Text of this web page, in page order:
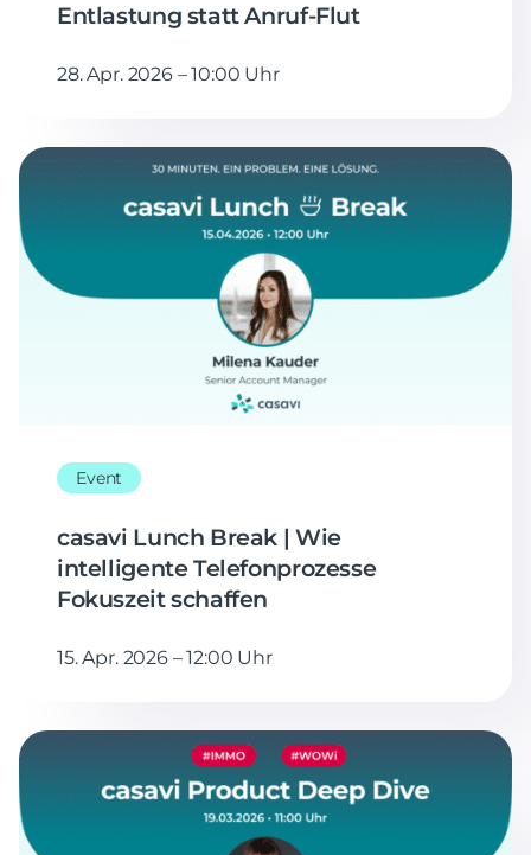
Entlastung statt Anruf-Flut
28. Apr. 2026 – 10:00 Uhr
Event
casavi Lunch Break | Wie
intelligente Telefonprozesse
Fokuszeit schaffen
15. Apr. 2026 – 12:00 Uhr